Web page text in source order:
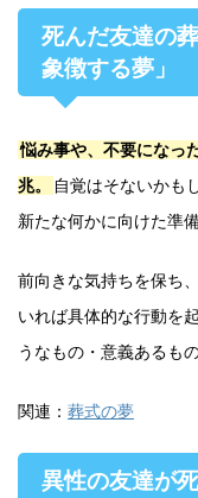
死んだ友達の
象徴する夢」
悩み事や、不要になっ
兆。
自覚はそないかも
新たな何かに向けた準
前向きな気持ちを保ち
いれば具体的な行動を
うなもの・意義あるも
関連： 葬式の夢
異性の友達が